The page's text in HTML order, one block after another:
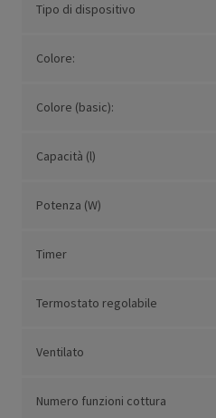
Tipo di dispositivo
Colore:
Colore (basic):
Capacità (l)
Potenza (W)
Timer
Termostato regolabile
Ventilato
Numero funzioni cottura